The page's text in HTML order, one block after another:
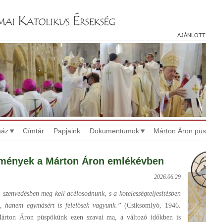
ajánlott
Címtár Papjaink Dokumentumok Márton Áron
a Márton Áron emlékévben
2026.06.29
meg kell acélosodnunk, s a kötelességteljesítésben
egymásért is felelősek vagyunk.” (Csíksomlyó, 1946.
Áron püspökünk ezen szavai ma, a változó időkben is